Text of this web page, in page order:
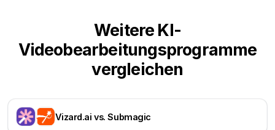
Weitere KI-
Videobearbeitungsprogramme
vergleichen
Vizard.ai vs. Submagic